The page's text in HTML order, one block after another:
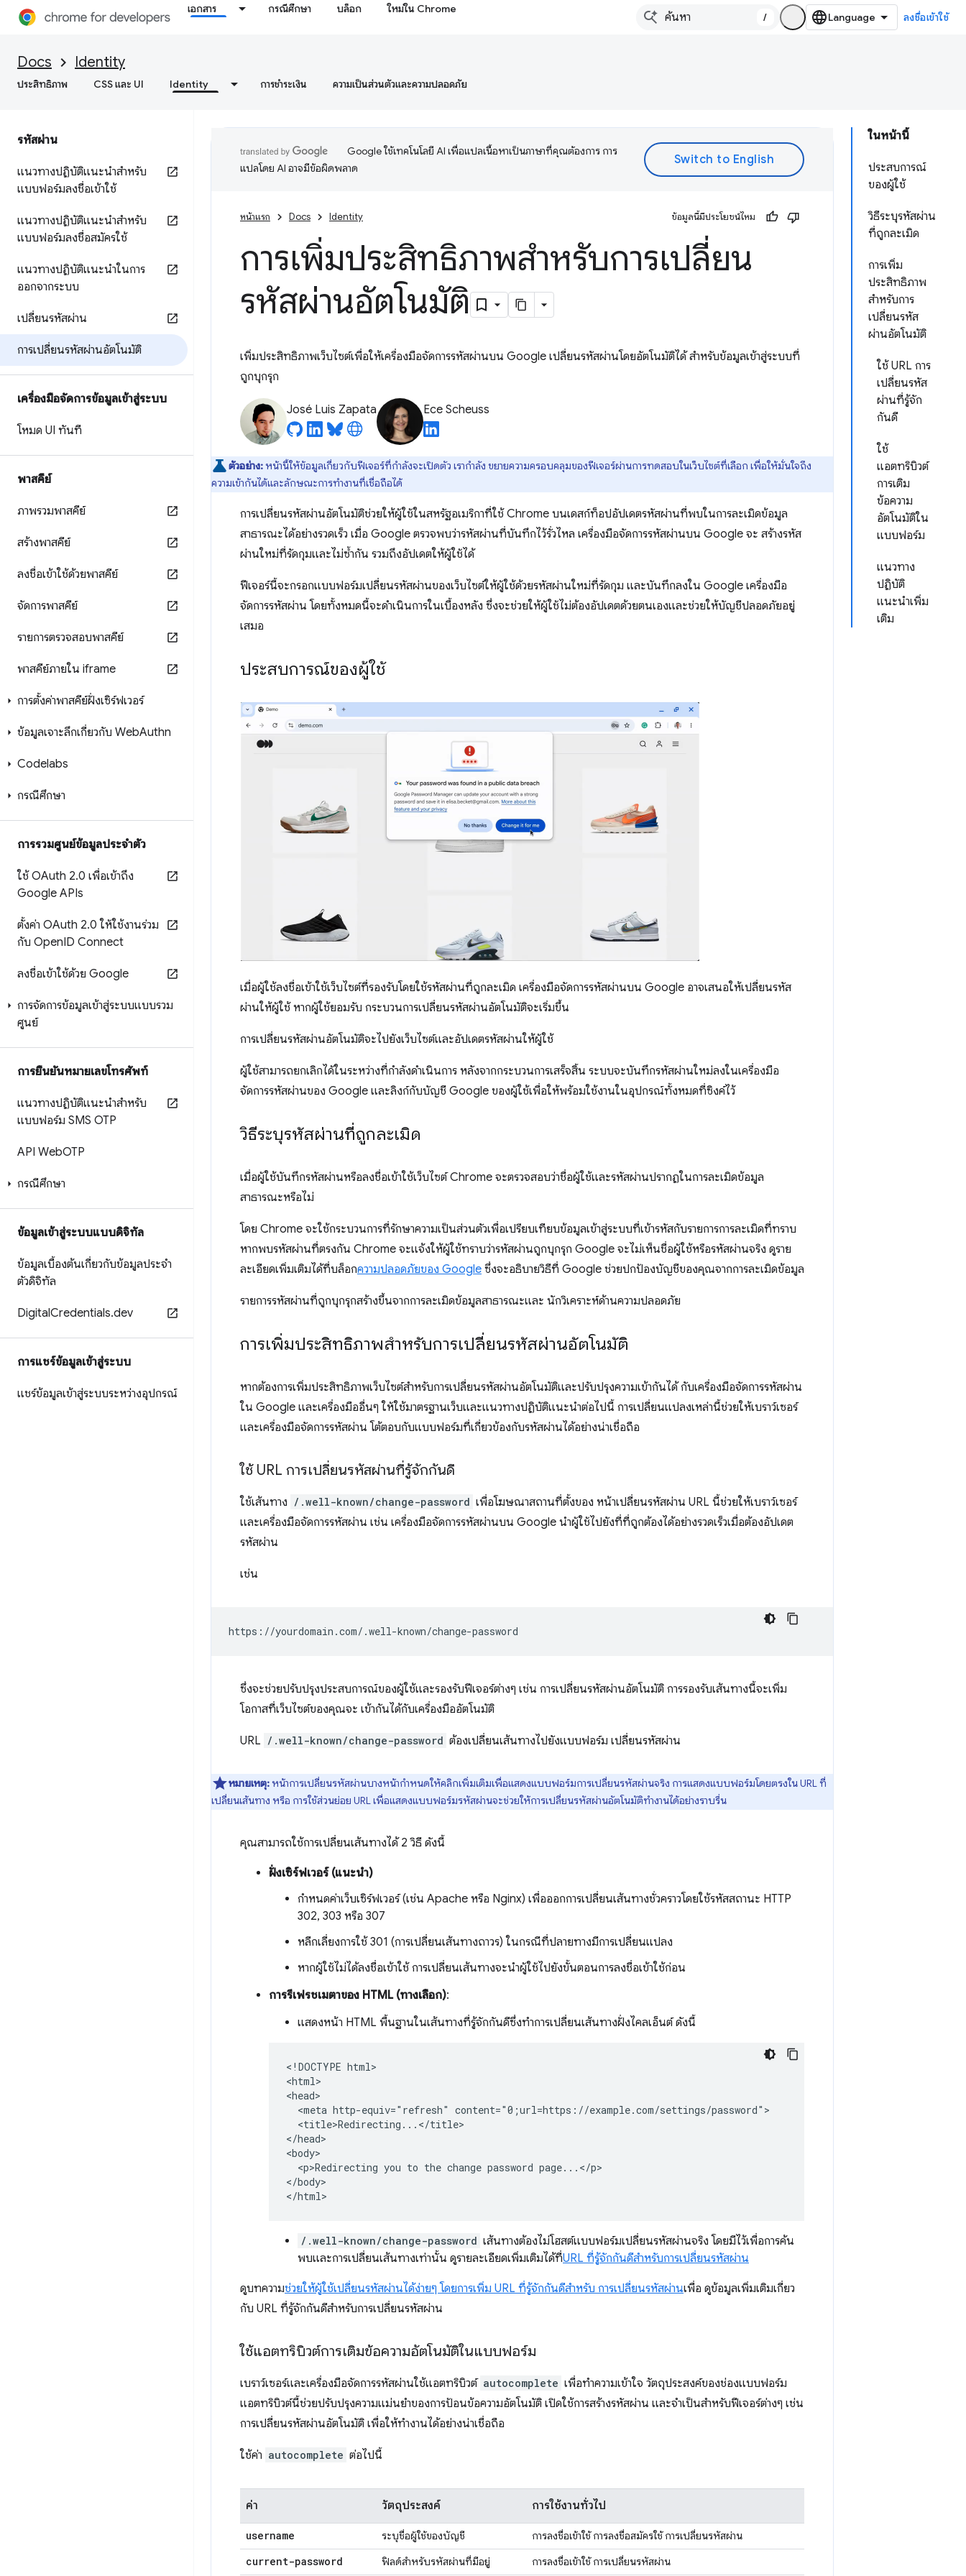
เอกสาร กรณีศึกษา บล็อก ใหม่ใน Chrome
/ ลงชื่อเข้าใช้
Docs Identity
ประสิทธิภาพ CSS และ UI Identity การชำระเงิน ความเป็นส่วนตัวและความปลอดภัย
รหัสผ่าน
แนวทางปฏิบัติแนะนำสำหรับ
แบบฟอร์มลงชื่อเข้าใช้
แนวทางปฏิบัติแนะนำสำหรับ
แบบฟอร์มลงชื่อสมัครใช้
แนวทางปฏิบัติแนะนำในการ
ออกจากระบบ
เปลี่ยนรหัสผ่าน
การเปลี่ยนรหัสผ่านอัตโนมัติ
เครื่องมือจัดการข้อมูลเข้าสู่ระบบ
โหมด UI ทันที
พาสคีย์
ภาพรวมพาสคีย์
สร้างพาสคีย์
ลงชื่อเข้าใช้ด้วยพาสคีย์
จัดการพาสคีย์
รายการตรวจสอบพาสคีย์
พาสคีย์ภายใน iframe
การตั้งค่าพาสคีย์ฝั่งเซิร์ฟเวอร์
ข้อมูลเจาะลึกเกี่ยวกับ WebAuthn
Codelabs
กรณีศึกษา
การรวมศูนย์ข้อมูลประจําตัว
ใช้ OAuth 2.0 เพื่อเข้าถึง
Google APIs
ตั้งค่า OAuth 2.0 ให้ใช้งานร่วม
กับ OpenID Connect
ลงชื่อเข้าใช้ด้วย Google
การจัดการข้อมูลเข้าสู่ระบบแบบรวม
ศูนย์
การยืนยันหมายเลขโทรศัพท์
แนวทางปฏิบัติแนะนำสำหรับ
แบบฟอร์ม SMS OTP
API WebOTP
กรณีศึกษา
ข้อมูลเข้าสู่ระบบแบบดิจิทัล
ข้อมูลเบื้องต้นเกี่ยวกับข้อมูลประจำ
ตัวดิจิทัล
DigitalCredentials.dev
การแชร์ข้อมูลเข้าสู่ระบบ
แชร์ข้อมูลเข้าสู่ระบบระหว่างอุปกรณ์
ในหน้านี้
ประสบการณ์
ของผู้ใช้
วิธีระบุรหัสผ่าน
ที่ถูกละเมิด
การเพิ่ม
ประสิทธิภาพ
สำหรับการ
เปลี่ยนรหัส
ผ่านอัตโนมัติ
ใช้ URL การ
เปลี่ยนรหัส
ผ่านที่รู้จัก
กันดี
ใช้
แอตทริบิวต์
การเติม
ข้อความ
อัตโนมัติใน
แบบฟอร์ม
แนวทาง
ปฏิบัติ
แนะนำเพิ่ม
เติม
Google ใช้เทคโนโลยี AI เพื่อแปลเนื้อหาเป็นภาษาที่คุณต้องการ การ
แปลโดย AI อาจมีข้อผิดพลาด
หน้าแรก Docs Identity ข้อมูลนี้มีประโยชน์ไหม
การเพิ่มประสิทธิภาพสำหรับการเปลี่ยน
รหัสผ่านอัตโนมัติ
เพิ่มประสิทธิภาพเว็บไซต์เพื่อให้เครื่องมือจัดการรหัสผ่านบน Google เปลี่ยนรหัสผ่านโดยอัตโนมัติได้ สำหรับข้อมูลเข้าสู่ระบบที่
ถูกบุกรุก
José Luis Zapata Ece Scheuss
ตัวอย่าง: หน้านี้ให้ข้อมูลเกี่ยวกับฟีเจอร์ที่กำลังจะเปิดตัว เรากำลัง ขยายความครอบคลุมของฟีเจอร์ผ่านการทดสอบในเว็บไซต์ที่เลือก เพื่อให้มั่นใจถึง
ความเข้ากันได้และลักษณะการทำงานที่เชื่อถือได้
การเปลี่ยนรหัสผ่านอัตโนมัติช่วยให้ผู้ใช้ในสหรัฐอเมริกาที่ใช้ Chrome บนเดสก์ท็อปอัปเดตรหัสผ่านที่พบในการละเมิดข้อมูล
สาธารณะได้อย่างรวดเร็ว เมื่อ Google ตรวจพบว่ารหัสผ่านที่บันทึกไว้รั่วไหล เครื่องมือจัดการรหัสผ่านบน Google จะ สร้างรหัส
ผ่านใหม่ที่รัดกุมและไม่ซ้ำกัน รวมถึงอัปเดตให้ผู้ใช้ได้
ฟีเจอร์นี้จะกรอกแบบฟอร์มเปลี่ยนรหัสผ่านของเว็บไซต์ให้ผู้ใช้ด้วยรหัสผ่านใหม่ที่รัดกุม และบันทึกลงใน Google เครื่องมือ
จัดการรหัสผ่าน โดยทั้งหมดนี้จะดำเนินการในเบื้องหลัง ซึ่งจะช่วยให้ผู้ใช้ไม่ต้องอัปเดตด้วยตนเองและช่วยให้บัญชีปลอดภัยอยู่
เสมอ
ประสบการณ์ของผู้ใช้
เมื่อผู้ใช้ลงชื่อเข้าใช้เว็บไซต์ที่รองรับโดยใช้รหัสผ่านที่ถูกละเมิด เครื่องมือจัดการรหัสผ่านบน Google อาจเสนอให้เปลี่ยนรหัส
ผ่านให้ผู้ใช้ หากผู้ใช้ยอมรับ กระบวนการเปลี่ยนรหัสผ่านอัตโนมัติจะเริ่มขึ้น
การเปลี่ยนรหัสผ่านอัตโนมัติจะไปยังเว็บไซต์และอัปเดตรหัสผ่านให้ผู้ใช้
ผู้ใช้สามารถยกเลิกได้ในระหว่างที่กำลังดำเนินการ หลังจากกระบวนการเสร็จสิ้น ระบบจะบันทึกรหัสผ่านใหม่ลงในเครื่องมือ
จัดการรหัสผ่านของ Google และลิงก์กับบัญชี Google ของผู้ใช้เพื่อให้พร้อมใช้งานในอุปกรณ์ทั้งหมดที่ซิงค์ไว้
วิธีระบุรหัสผ่านที่ถูกละเมิด
เมื่อผู้ใช้บันทึกรหัสผ่านหรือลงชื่อเข้าใช้เว็บไซต์ Chrome จะตรวจสอบว่าชื่อผู้ใช้และรหัสผ่านปรากฏในการละเมิดข้อมูล
สาธารณะหรือไม่
โดย Chrome จะใช้กระบวนการที่รักษาความเป็นส่วนตัวเพื่อเปรียบเทียบข้อมูลเข้าสู่ระบบที่เข้ารหัสกับรายการการละเมิดที่ทราบ
หากพบรหัสผ่านที่ตรงกัน Chrome จะแจ้งให้ผู้ใช้ทราบว่ารหัสผ่านถูกบุกรุก Google จะไม่เห็นชื่อผู้ใช้หรือรหัสผ่านจริง ดูราย
ละเอียดเพิ่มเติมได้ที่บล็อกความปลอดภัยของ Google ซึ่งจะอธิบายวิธีที่ Google ช่วยปกป้องบัญชีของคุณจากการละเมิดข้อมูล
รายการรหัสผ่านที่ถูกบุกรุกสร้างขึ้นจากการละเมิดข้อมูลสาธารณะและ นักวิเคราะห์ด้านความปลอดภัย
การเพิ่มประสิทธิภาพสำหรับการเปลี่ยนรหัสผ่านอัตโนมัติ
หากต้องการเพิ่มประสิทธิภาพเว็บไซต์สำหรับการเปลี่ยนรหัสผ่านอัตโนมัติและปรับปรุงความเข้ากันได้ กับเครื่องมือจัดการรหัสผ่าน
ใน Google และเครื่องมืออื่นๆ ให้ใช้มาตรฐานเว็บและแนวทางปฏิบัติแนะนำต่อไปนี้ การเปลี่ยนแปลงเหล่านี้ช่วยให้เบราว์เซอร์
และเครื่องมือจัดการรหัสผ่าน โต้ตอบกับแบบฟอร์มที่เกี่ยวข้องกับรหัสผ่านได้อย่างน่าเชื่อถือ
ใช้ URL การเปลี่ยนรหัสผ่านที่รู้จักกันดี
ใช้เส้นทาง /.well-known/change-password เพื่อโฆษณาสถานที่ตั้งของ หน้าเปลี่ยนรหัสผ่าน URL นี้ช่วยให้เบราว์เซอร์
และเครื่องมือจัดการรหัสผ่าน เช่น เครื่องมือจัดการรหัสผ่านบน Google นำผู้ใช้ไปยังที่ที่ถูกต้องได้อย่างรวดเร็วเมื่อต้องอัปเดต
รหัสผ่าน
เช่น
ซึ่งจะช่วยปรับปรุงประสบการณ์ของผู้ใช้และรองรับฟีเจอร์ต่างๆ เช่น การเปลี่ยนรหัสผ่านอัตโนมัติ การรองรับเส้นทางนี้จะเพิ่ม
โอกาสที่เว็บไซต์ของคุณจะ เข้ากันได้กับเครื่องมืออัตโนมัติ
URL /.well-known/change-password ต้องเปลี่ยนเส้นทางไปยังแบบฟอร์ม เปลี่ยนรหัสผ่าน
หมายเหตุ: หน้าการเปลี่ยนรหัสผ่านบางหน้ากำหนดให้คลิกเพิ่มเติมเพื่อแสดงแบบฟอร์มการเปลี่ยนรหัสผ่านจริง การแสดงแบบฟอร์มโดยตรงใน URL ที่
เปลี่ยนเส้นทาง หรือ การใช้ส่วนย่อย URL เพื่อแสดงแบบฟอร์มรหัสผ่านจะช่วยให้การเปลี่ยนรหัสผ่านอัตโนมัติทำงานได้อย่างราบรื่น
คุณสามารถใช้การเปลี่ยนเส้นทางได้ 2 วิธี ดังนี้
ฝั่งเซิร์ฟเวอร์ (แนะนำ)
กำหนดค่าเว็บเซิร์ฟเวอร์ (เช่น Apache หรือ Nginx) เพื่อออกการเปลี่ยนเส้นทางชั่วคราวโดยใช้รหัสสถานะ HTTP
302, 303 หรือ 307
หลีกเลี่ยงการใช้ 301 (การเปลี่ยนเส้นทางถาวร) ในกรณีที่ปลายทางมีการเปลี่ยนแปลง
หากผู้ใช้ไม่ได้ลงชื่อเข้าใช้ การเปลี่ยนเส้นทางจะนำผู้ใช้ไปยังขั้นตอนการลงชื่อเข้าใช้ก่อน
การรีเฟรชเมตาของ HTML (ทางเลือก):
แสดงหน้า HTML พื้นฐานในเส้นทางที่รู้จักกันดีซึ่งทําการเปลี่ยนเส้นทางฝั่งไคลเอ็นต์ ดังนี้
<!DOCTYPE html>
<html>
<head>
  <meta http-equiv="refresh" content="0;url=https://example.com/settings/password">
  <title>Redirecting...</title>
</head>
<body>
  <p>Redirecting you to the change password page...</p>
</body>
/.well-known/change-password เส้นทางต้องไม่โฮสต์แบบฟอร์มเปลี่ยนรหัสผ่านจริง โดยมีไว้เพื่อการค้น
พบและการเปลี่ยนเส้นทางเท่านั้น ดูรายละเอียดเพิ่มเติมได้ที่URL ที่รู้จักกันดีสำหรับการเปลี่ยนรหัสผ่าน
ดูบทความช่วยให้ผู้ใช้เปลี่ยนรหัสผ่านได้ง่ายๆ โดยการเพิ่ม URL ที่รู้จักกันดีสำหรับ การเปลี่ยนรหัสผ่านเพื่อ ดูข้อมูลเพิ่มเติมเกี่ยว
กับ URL ที่รู้จักกันดีสำหรับการเปลี่ยนรหัสผ่าน
ใช้แอตทริบิวต์การเติมข้อความอัตโนมัติในแบบฟอร์ม
เบราว์เซอร์และเครื่องมือจัดการรหัสผ่านใช้แอตทริบิวต์ autocomplete เพื่อทำความเข้าใจ วัตถุประสงค์ของช่องแบบฟอร์ม
แอตทริบิวต์นี้ช่วยปรับปรุงความแม่นยำของการป้อนข้อความอัตโนมัติ เปิดใช้การสร้างรหัสผ่าน และจำเป็นสำหรับฟีเจอร์ต่างๆ เช่น
การเปลี่ยนรหัสผ่านอัตโนมัติ เพื่อให้ทำงานได้อย่างน่าเชื่อถือ
ใช้ค่า autocomplete ต่อไปนี้
ค่า วัตถุประสงค์ การใช้งานทั่วไป
username ระบุชื่อผู้ใช้ของบัญชี การลงชื่อเข้าใช้ การลงชื่อสมัครใช้ การเปลี่ยนรหัสผ่าน
current-password ฟิลด์สำหรับรหัสผ่านที่มีอยู่ การลงชื่อเข้าใช้ การเปลี่ยนรหัสผ่าน